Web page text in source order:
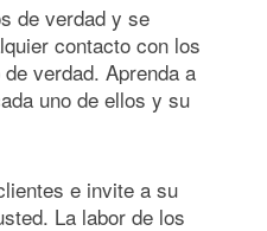
de verdad y se
contacto con los
verdad. Aprenda a
uno de ellos y su
e invite a su
La labor de los